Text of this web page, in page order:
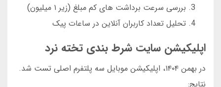
بررسی سرعت برداشت های کم مبلغ (زیر ۱ میلیون)
تحلیل تعداد کاربران آنلاین در ساعات پیک
اپلیکیشن سایت شرط بندی تخته نرد
در بهمن ۱۴۰۴، اپلیکیشن موبایل سه پلتفرم اصلی تست شد.
نتایج: